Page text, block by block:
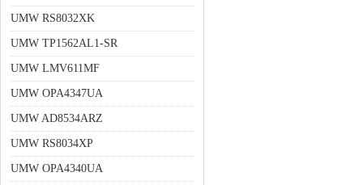
UMW RS8032XK
UMW TP1562AL1-SR
UMW LMV611MF
UMW OPA4347UA
UMW AD8534ARZ
UMW RS8034XP
UMW OPA4340UA